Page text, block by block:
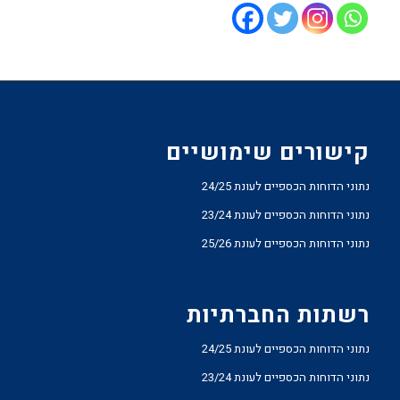
קישורים שימושיים
נתוני הדוחות הכספיים לעונת 24/25
נתוני הדוחות הכספיים לעונת 23/24
נתוני הדוחות הכספיים לעונת 25/26
רשתות החברתיות
נתוני הדוחות הכספיים לעונת 24/25
נתוני הדוחות הכספיים לעונת 23/24